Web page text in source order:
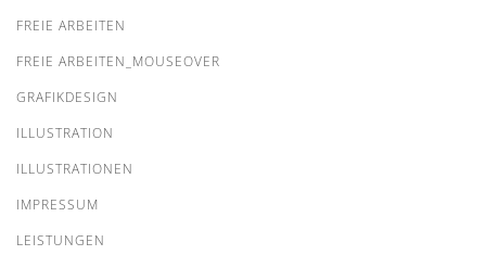
FREIE ARBEITEN
FREIE ARBEITEN_MOUSEOVER
GRAFIKDESIGN
ILLUSTRATION
ILLUSTRATIONEN
IMPRESSUM
LEISTUNGEN